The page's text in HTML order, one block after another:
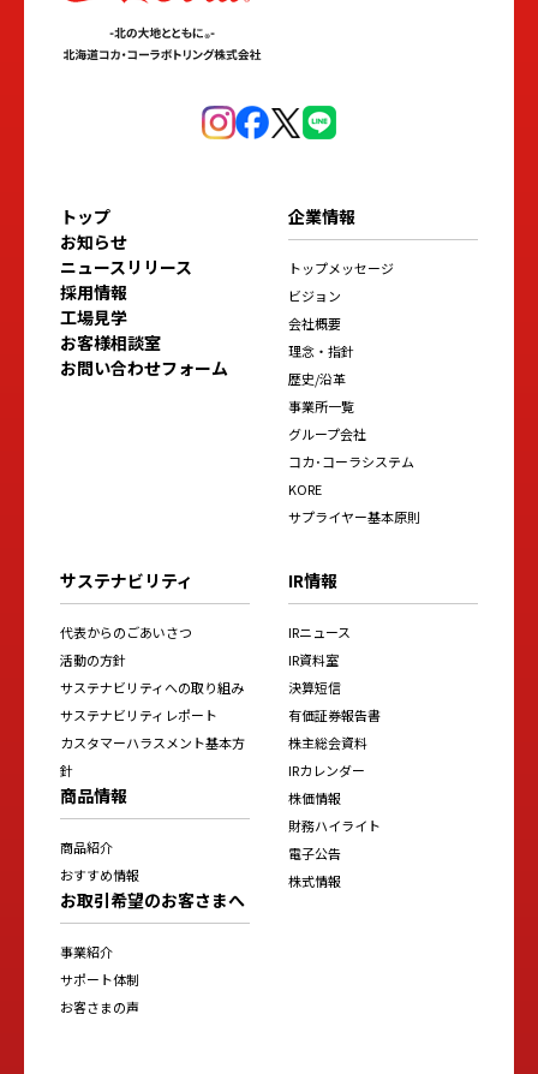
トップ
お知らせ
ニュースリリース
採用情報
工場見学
お客様相談室
お問い合わせフォーム
企業情報
トップメッセージ
ビジョン
会社概要
理念・指針
歴史/沿革
事業所一覧
グループ会社
コカ･コーラシステム
KORE
サプライヤー基本原則
サステナビリティ
代表からのごあいさつ
活動の方針
サステナビリティへの取り組み
サステナビリティレポート
カスタマーハラスメント基本方
針
商品情報
商品紹介
おすすめ情報
お取引希望のお客さまへ
事業紹介
サポート体制
お客さまの声
IR情報
IRニュース
IR資料室
決算短信
有価証券報告書
株主総会資料
IRカレンダー
株価情報
財務ハイライト
電子公告
株式情報